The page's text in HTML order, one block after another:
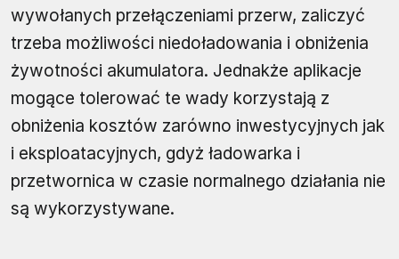
wywołanych przełączeniami przerw, zaliczyć
trzeba możliwości niedoładowania i obniżenia
żywotności akumulatora. Jednakże aplikacje
mogące tolerować te wady korzystają z
obniżenia kosztów zarówno inwestycyjnych jak
i eksploatacyjnych, gdyż ładowarka i
przetwornica w czasie normalnego działania nie
są wykorzystywane.